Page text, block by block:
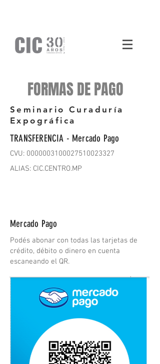
FORMAS DE PAGO
Seminario Curaduría
Expográfica
TRANSFERENCIA - Mercado Pago
CVU: 0000003100027510023327
ALIAS: CIC.CENTRO.MP
Mercado Pago
Podés abonar con todas las tarjetas de
crédito, débito o dinero en cuenta
escaneando el QR.